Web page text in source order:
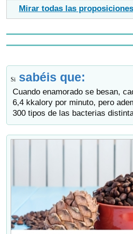
Mirar todas las
Si sabéis que:
Cuando enamorado se besan,
6,4 kkalory por minuto, pero
300 tipos de las bacterias